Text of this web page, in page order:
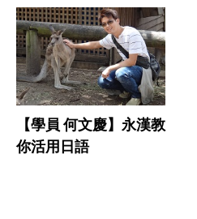
【學員 何文慶】永漢教
你活用日語